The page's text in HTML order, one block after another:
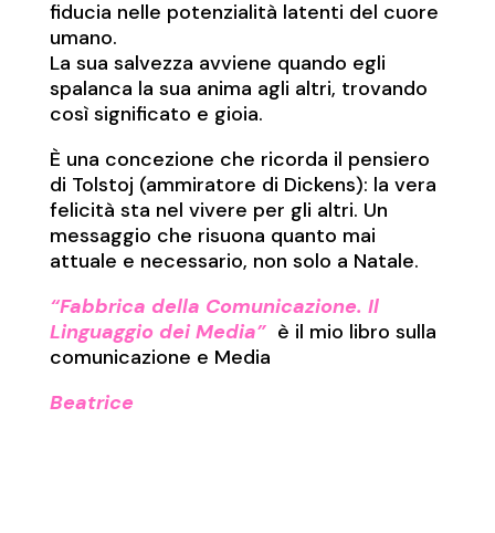
fiducia nelle potenzialità latenti del cuore
umano.
La sua salvezza avviene quando egli
spalanca la sua anima agli altri, trovando
così significato e gioia.
È una concezione che ricorda il pensiero
di Tolstoj (ammiratore di Dickens): la vera
felicità sta nel vivere per gli altri. Un
messaggio che risuona quanto mai
attuale e necessario, non solo a Natale.
“Fabbrica della Comunicazione. Il
Linguaggio dei Media”è il mio libro sulla
comunicazione e Media
Beatrice